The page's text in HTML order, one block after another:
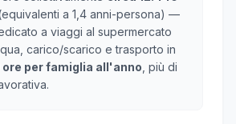
a 1,4 anni-persona) —
a viaggi al supermercato
carico/scarico e trasporto in
ore per famiglia all'anno , più di